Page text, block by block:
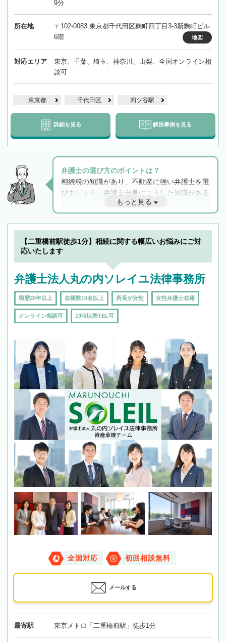
9分
所在地
〒102-0083 東京都千代田区麴町四丁目3-3新麴町ビル
6階
地図
対応エリア
東京、千葉、埼玉、神奈川、山梨、全国オンライン相
談可
東京都 千代田区 四ツ谷駅
詳細を見る 解決事例を見る
弁護士の選び方のポイントは？
相続税の知識があり、不動産に強い弁護士を選
びましょう。弁護士自身にこうした知識がある
と他士業との連携もスムーズに進み、トラブル
解決のみならず相続をトータルで任せることが
できます。また、相続は感情がからむ分野なの
でフィーリングも重要です。実際に電話や面談
で複数の弁護士と会話をしてウマが合う方に依
もっと見る
【二重橋前駅徒歩1分】相続に関する幅広いお悩みにご対
応いたします
弁護士法人丸の内ソレイユ法律事務所
職歴20年以上 在籍数10名以上 所長が女性 女性弁護士在籍
オンライン相談可 19時以降TEL可
全国対応 初回相談無料
メールする
最寄駅 東京メトロ「二重橋前駅」徒歩1分